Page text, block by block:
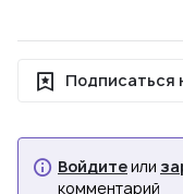
Подписаться
Войдитеили
комментарий